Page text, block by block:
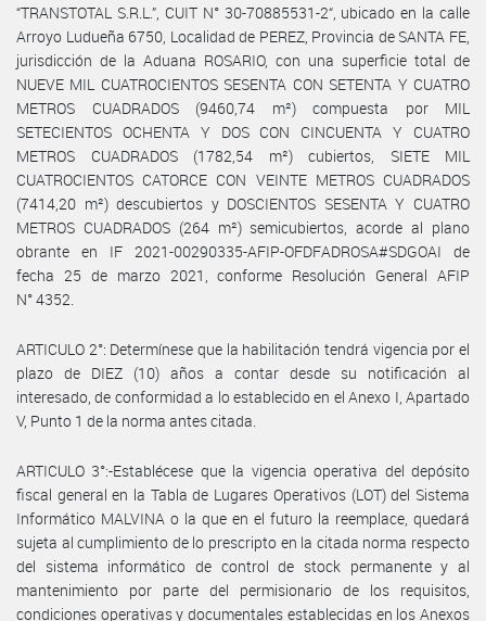
“TRANSTOTAL S.R.L.”, CUIT N° 30-70885531-2“, ubicado en la calle
Arroyo Ludueña 6750, Localidad de PEREZ, Provincia de SANTA FE,
jurisdicción de la Aduana ROSARIO, con una superficie total de
NUEVE MIL CUATROCIENTOS SESENTA CON SETENTA Y CUATRO
METROS CUADRADOS (9460,74 m²) compuesta por MIL
SETECIENTOS OCHENTA Y DOS CON CINCUENTA Y CUATRO
METROS CUADRADOS (1782,54 m²) cubiertos, SIETE MIL
CUATROCIENTOS CATORCE CON VEINTE METROS CUADRADOS
(7414,20 m²) descubiertos y DOSCIENTOS SESENTA Y CUATRO
METROS CUADRADOS (264 m²) semicubiertos, acorde al plano
obrante en IF 2021-00290335-AFIP-OFDFADROSA#SDGOAI de
fecha 25 de marzo 2021, conforme Resolución General AFIP
N° 4352.
ARTICULO 2°: Determínese que la habilitación tendrá vigencia por el
plazo de DIEZ (10) años a contar desde su notificación al
interesado, de conformidad a lo establecido en el Anexo I, Apartado
V, Punto 1 de la norma antes citada.
ARTICULO 3°:-Establécese que la vigencia operativa del depósito
fiscal general en la Tabla de Lugares Operativos (LOT) del Sistema
Informático MALVINA o la que en el futuro la reemplace, quedará
sujeta al cumplimiento de lo prescripto en la citada norma respecto
del sistema informático de control de stock permanente y al
mantenimiento por parte del permisionario de los requisitos,
condiciones operativas y documentales establecidas en los Anexos